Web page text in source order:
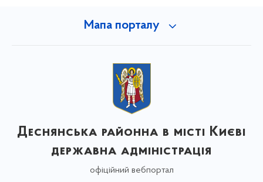
Мапа порталу
Деснянська районна в місті Києві
державна адміністрація
офіційний вебпортал